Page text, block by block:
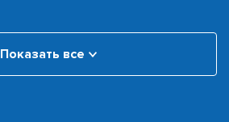
Показать все